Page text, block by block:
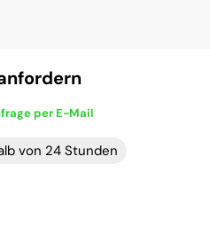
per E-Mail
von 24 Stunden